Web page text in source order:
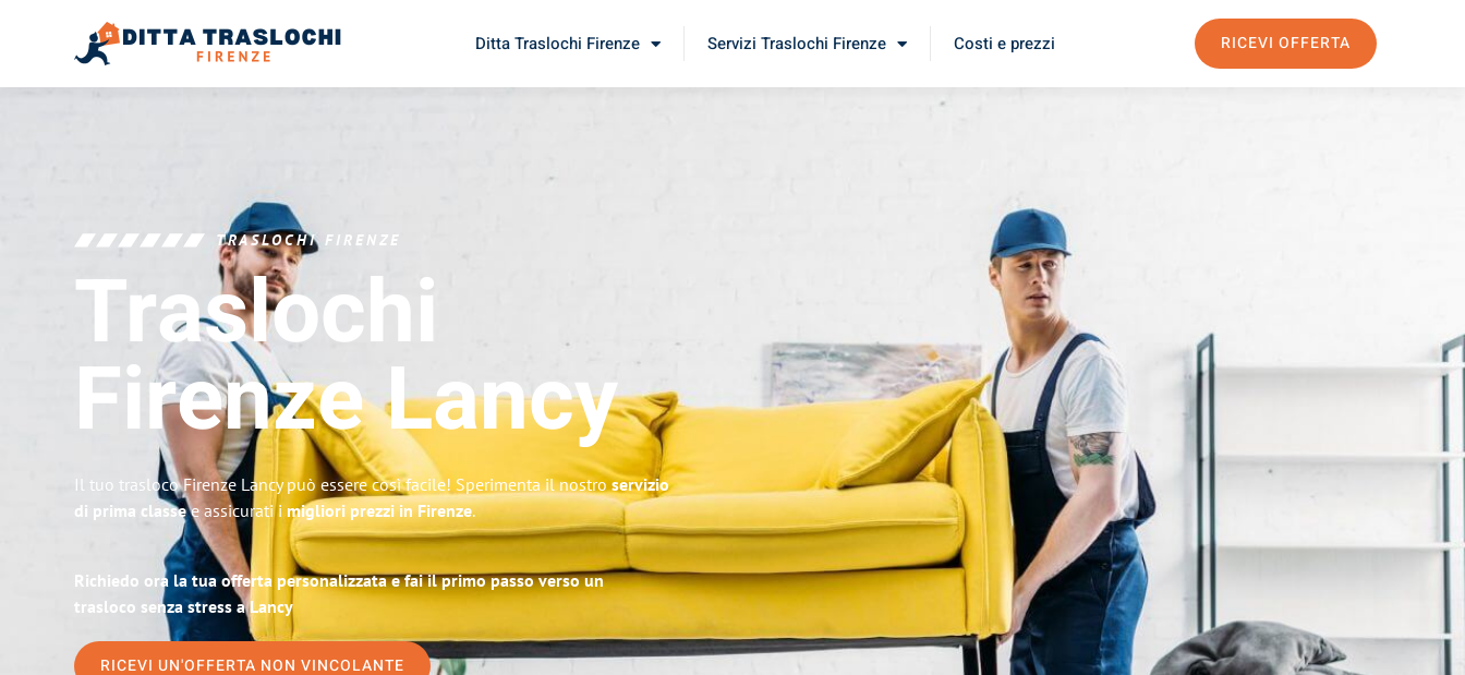
Ditta Traslochi Firenze Servizi Traslochi Firenze Costi e prezzi RICEVI OFFERTA
TRASLOCHI FIRENZE
Traslochi
FirenzeLancy
Il tuo trasloco Firenze Lancy può essere così facile! Sperimenta il nostroservizio
di prima classee assicurati i migliori prezzi in Firenze.
Richiedo ora la tua offerta personalizzata e fai il primo passo verso un
trasloco senza stress a Lancy
RICEVI UN'OFFERTA NON VINCOLANTE